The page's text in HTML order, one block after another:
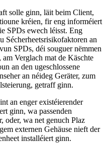
solle ginn, läit beim Client,
kréien, fir eng informéiert
SPDs ewech léisst. Eng
Sécherheetsrisikofaktoren an
SPDs, déi souguer nëmmen
Verglach mat de Käschte
an den ugeschlossene
an néideg Geräter, zum
getraff ginn.
an enger existéierender
ginn, wa passenden
oder, wa net genuch Plaz
externen Gehäuse nieft der
installéiert ginn.